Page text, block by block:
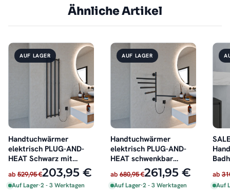
Ähnliche Artikel
AUF LAGER
Handtuchwärmer
elektrisch PLUG-AND-
HEAT Schwarz mit
Handtuchhaltern 35 x
140 cm
ab 529,95 €203,95 €
Auf Lager·2 - 3 Werktagen
AUF LAGER
Handtuchwärmer
elektrisch PLUG-AND-
HEAT schwenkbar
Schwarz 51 x 62 cm
ab 680,95 €261,95 €
Auf Lager·2 - 3 Werktagen
160
ab
Auf